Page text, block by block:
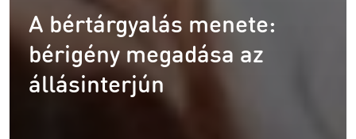
A bértárgyalás menete:
bérigény megadása az
állásinterjún